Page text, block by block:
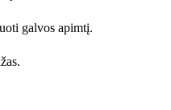
galvos apimtį.